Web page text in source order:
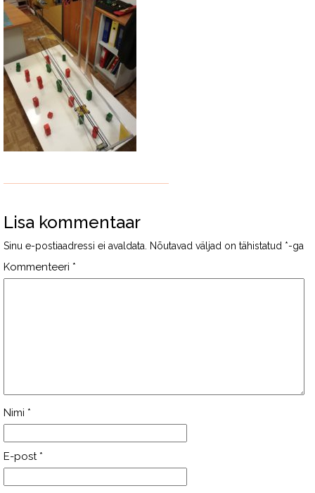
Lisa kommentaar
Sinu e-postiaadressi ei avaldata. Nõutavad väljad on tähistatud *-ga
Kommenteeri *
Nimi *
E-post *